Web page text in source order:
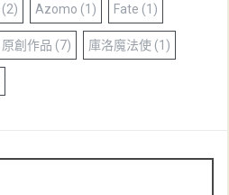
(2) Azomo (1) Fate (1)
原創作品 (7) 庫洛魔法使 (1)